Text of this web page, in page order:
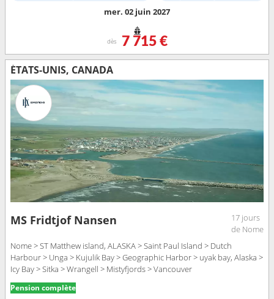
mer. 02 juin 2027
dès 7 715 €
ÉTATS-UNIS, CANADA
MS Fridtjof Nansen
17 jours
de Nome
Nome > ST Matthew island, ALASKA > Saint Paul Island > Dutch
Harbour > Unga > Kujulik Bay > Geographic Harbor > uyak bay, Alaska >
Icy Bay > Sitka > Wrangell > Mistyfjords > Vancouver
Pension complète